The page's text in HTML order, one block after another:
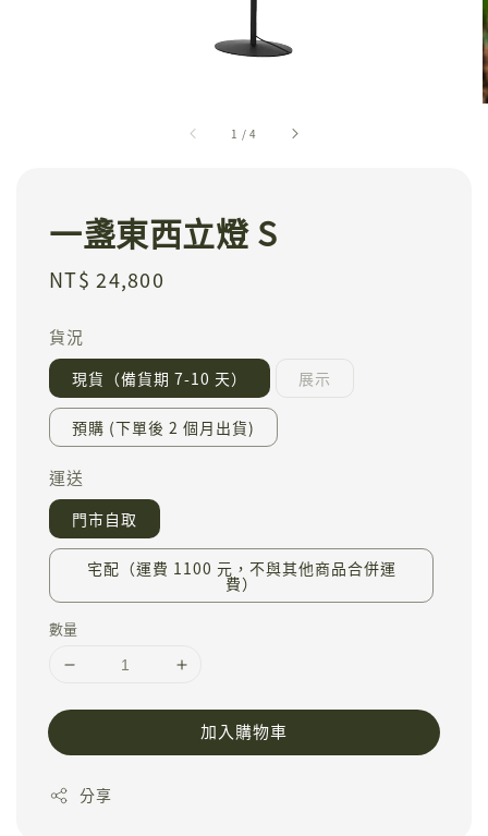
1 /4
一盞東西立燈 S
Regular
NT$ 24,800
貨況
現貨（備貨期 7-10 天） 展示
預購 (下單後 2 個月出貨)
運送
門市自取
宅配（運費 1100 元，不與其他商品合併運
費）
數量
加入購物車
分享